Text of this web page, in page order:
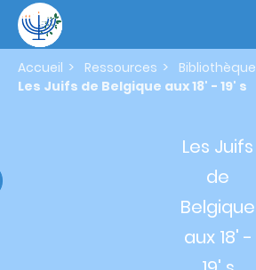
contenu
principal
Accueil Ressources
Bibliothèque
Les Juifs de Belgique aux 18' - 19' s
Les Juifs
de
Belgique
aux 18' -